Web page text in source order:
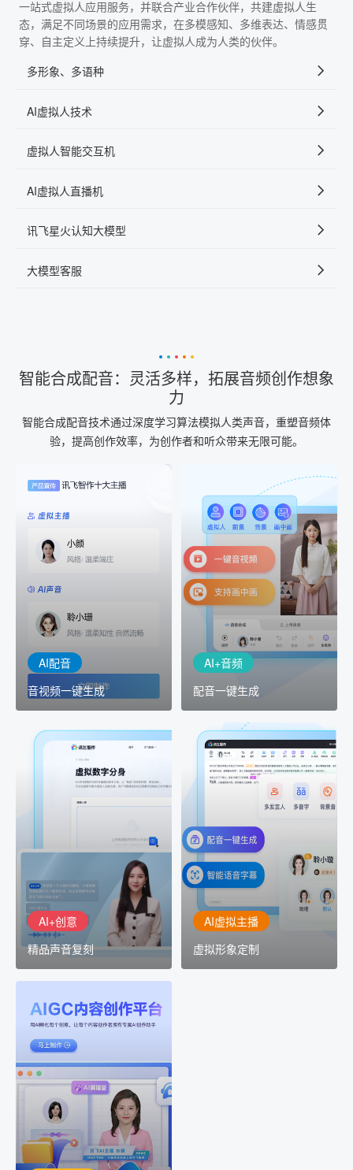
一站式虚拟人应用服务，并联合产业合作伙伴，共建虚拟人生
态，满足不同场景的应用需求，在多模感知、多维表达、情感贯
穿、自主定义上持续提升，让虚拟人成为人类的伙伴。
多形象、多语种
AI虚拟人技术
虚拟人智能交互机
AI虚拟人直播机
讯飞星火认知大模型
大模型客服
智能合成配音：灵活多样，拓展音频创作想象
力
智能合成配音技术通过深度学习算法模拟人类声音，重塑音频体
验，提高创作效率，为创作者和听众带来无限可能。
AI配音
音视频一键生成
AI配音
音视频一键生成
室"中输入文本或录音，一
出
AI+音频
配音一键生成
AI+音频
配音一键生成
AI+音频：基于全球领先的
TTS能力打造的AI音频制作
工具，输入文本、选择发
音人即可一键生成专业音
AI+创意
精品声音复刻
AI+创意
精品声音复刻
AI+创意：AIGC 能力集中
展示窗口，体验 AIGC 给
生活和生产带来的改变
AI虚拟主播
虚拟形象定制
讯飞智作：让每一个内容
创作者高效生产灵活定制
AIGC平台
用AI孵化每个创意
讯飞AIGC平台：让每个创
作者都拥有自己的专注AI
创作助手